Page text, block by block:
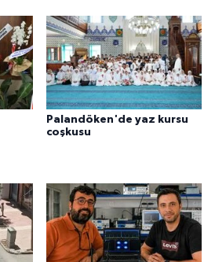
Palandöken'de yaz kursu
coşkusu